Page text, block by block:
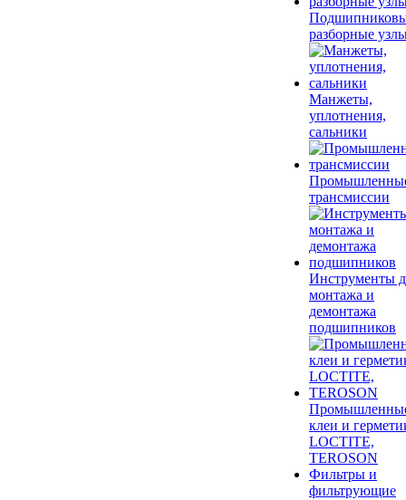
разборные
Манжеты,
уплотнения,
сальники
трансмиссии
Инструменты
монтажа и
демонтажа
подшипников
клеи и
LOCTITE,
TEROSON
Фильтры и
фильтрующие